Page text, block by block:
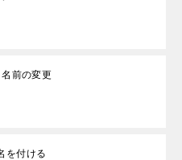
前の変更
を付ける